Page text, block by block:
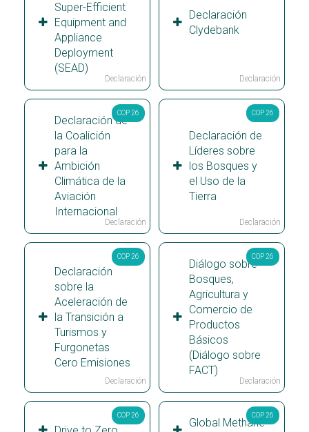
Declaración
Super-Efficient
Equipment and
Appliance
Deployment
(SEAD)
Declaración
Declaración
Clydebank
COP 26
Declaración
Declaración de
la Coalición
para la
Ambición
Climática de la
Aviación
Internacional
COP 26
Declaración
Declaración de
Líderes sobre
los Bosques y
el Uso de la
Tierra
COP 26
Declaración
Declaración
sobre la
Aceleración de
la Transición a
Turismos y
Furgonetas
Cero Emisiones
COP 26
Declaración
Diálogo sobre
Bosques,
Agricultura y
Comercio de
Productos
Básicos
(Diálogo sobre
FACT)
COP 26 COP 26
Global Methane